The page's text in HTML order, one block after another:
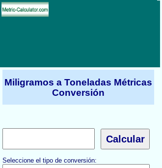
Miligramos a Toneladas Métricas
Conversión
Seleccione el tipo de conversión: